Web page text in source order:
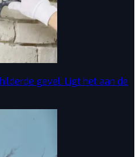
gevel: Ligt het aan de